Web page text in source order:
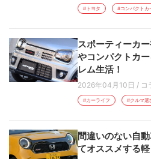
#トヨタ #コンパクトカ
スポーティーカ
やコンパクトカ
レム生活！
2026年04月10日 / コ
#カーライフ #クルマ選
間違いのない自
てオススメする